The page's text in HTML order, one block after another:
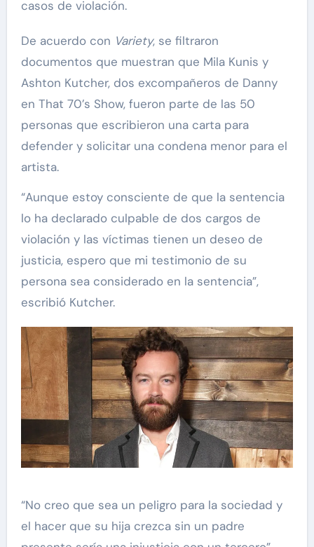
casos de violación.
De acuerdo con Variety, se filtraron
documentos que muestran que Mila Kunis y
Ashton Kutcher, dos excompañeros de Danny
en That 70’s Show, fueron parte de las 50
personas que escribieron una carta para
defender y solicitar una condena menor para el
artista.
“Aunque estoy consciente de que la sentencia
lo ha declarado culpable de dos cargos de
violación y las víctimas tienen un deseo de
justicia, espero que mi testimonio de su
persona sea considerado en la sentencia”,
escribió Kutcher.
“No creo que sea un peligro para la sociedad y
el hacer que su hija crezca sin un padre